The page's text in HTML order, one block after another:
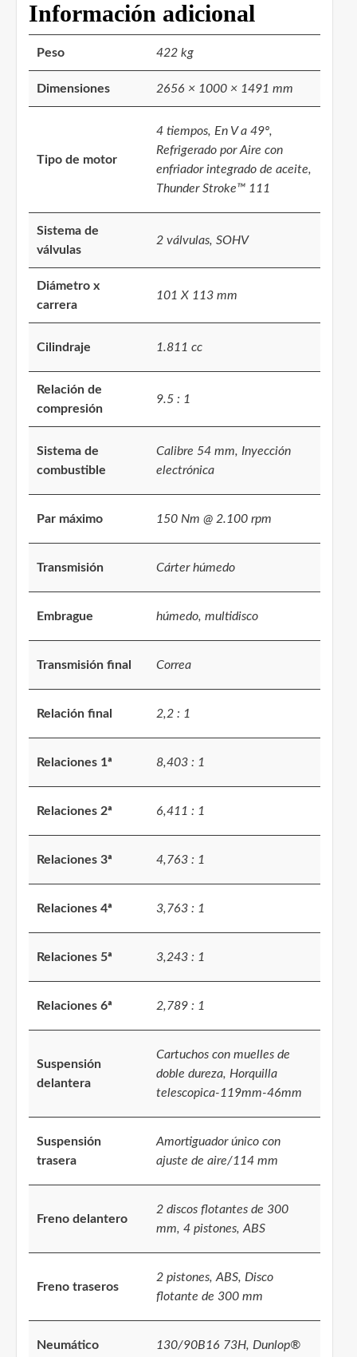
Información adicional
Peso 422 kg
Dimensiones 2656 × 1000 × 1491 mm
Tipo de motor
4 tiempos, En V a 49º,
Refrigerado por Aire con
enfriador integrado de aceite,
Thunder Stroke™ 111
Sistema de
válvulas
2 válvulas, SOHV
Diámetro x
carrera
101 X 113 mm
Cilindraje 1.811 cc
Relación de
compresión
9.5 : 1
Sistema de
combustible
Calibre 54 mm, Inyección
electrónica
Par máximo 150 Nm @ 2.100 rpm
Transmisión Cárter húmedo
Embrague húmedo, multidisco
Transmisión final Correa
Relación final 2,2 : 1
Relaciones 1ª 8,403 : 1
Relaciones 2ª 6,411 : 1
Relaciones 3ª 4,763 : 1
Relaciones 4ª 3,763 : 1
Relaciones 5ª 3,243 : 1
Relaciones 6ª 2,789 : 1
Suspensión
delantera
Cartuchos con muelles de
doble dureza, Horquilla
telescopica-119mm-46mm
Suspensión
trasera
Amortiguador único con
ajuste de aire/114 mm
Freno delantero
2 discos flotantes de 300
mm, 4 pistones, ABS
Freno traseros
2 pistones, ABS, Disco
flotante de 300 mm
Neumático 130/90B16 73H, Dunlop®